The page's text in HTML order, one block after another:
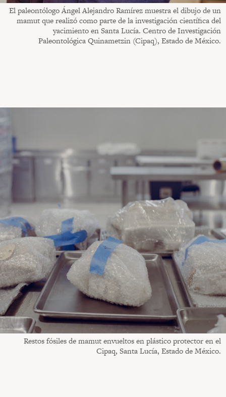
El paleontólogo Ángel Alejandro Ramírez muestra el dibujo de un
mamut que realizó como parte de la investigación científica del
yacimiento en Santa Lucía. Centro de Investigación
Paleontológica Quinametzin (Cipaq), Estado de México.
Restos fósiles de mamut envueltos en plástico protector en el
Cipaq, Santa Lucía, Estado de México.